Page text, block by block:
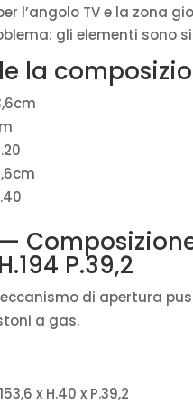
l’angolo TV e la zona
gli elementi sono
la
P.39,2
di apertura
a gas.
x H.40 x P.39,2